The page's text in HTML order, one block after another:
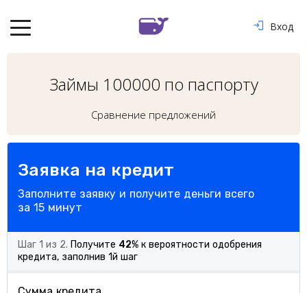
Вход
Займы 100000 по паспорту
Сравнение предложений